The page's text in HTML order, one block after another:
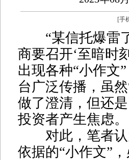
[手
“某信托爆雷了
商要召开‘至暗时
出现各种“小作文
台广泛传播，虽
做了澄清，但还
投资者产生焦虑。
对此，笔者认
依据的“小作文”